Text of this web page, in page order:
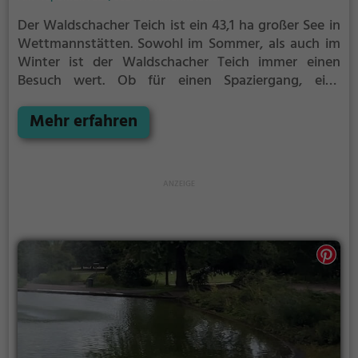
Der Waldschacher Teich ist ein 43,1 ha großer See in
Wettmannstätten. Sowohl im Sommer, als auch im
Winter ist der Waldschacher Teich immer einen
Besuch wert. Ob für einen Spaziergang, eine
der Waldschacher Teich bietet zahlreiche
Möglichkeiten für Freizeitaktivitäten.
Mehr erfahren